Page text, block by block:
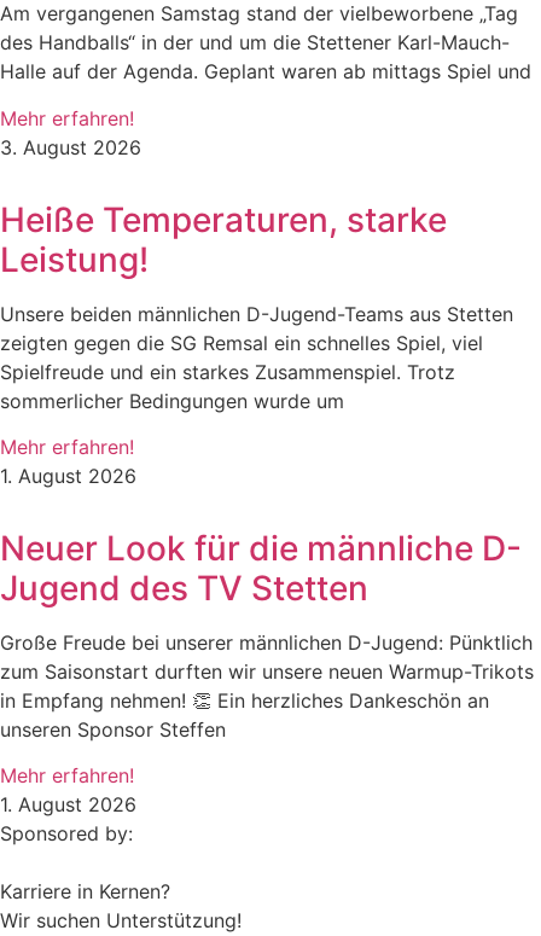
Am vergangenen Samstag stand der vielbeworbene „Tag
des Handballs“ in der und um die Stettener Karl-Mauch-
Halle auf der Agenda. Geplant waren ab mittags Spiel und
Mehr erfahren!
3. August 2026
Heiße Temperaturen, starke
Leistung!
Unsere beiden männlichen D-Jugend-Teams aus Stetten
zeigten gegen die SG Remsal ein schnelles Spiel, viel
Spielfreude und ein starkes Zusammenspiel. Trotz
sommerlicher Bedingungen wurde um
Mehr erfahren!
1. August 2026
Neuer Look für die männliche D-
Jugend des TV Stetten
Große Freude bei unserer männlichen D-Jugend: Pünktlich
zum Saisonstart durften wir unsere neuen Warmup-Trikots
in Empfang nehmen! 👏 Ein herzliches Dankeschön an
unseren Sponsor Steffen
Mehr erfahren!
1. August 2026
Sponsored by:
Karriere in Kernen?
Wir suchen Unterstützung!